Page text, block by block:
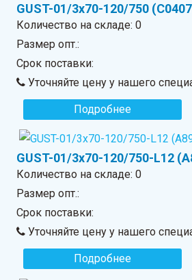
GUST-01/3x70-120/750
Количество на складе:0
Размер опт.:
Срок поставки:
Уточняйте цену у нашего
Подробнее
GUST-01/3x70-120/750-L12
Количество на складе:0
Размер опт.:
Срок поставки:
Уточняйте цену у нашего
Подробнее